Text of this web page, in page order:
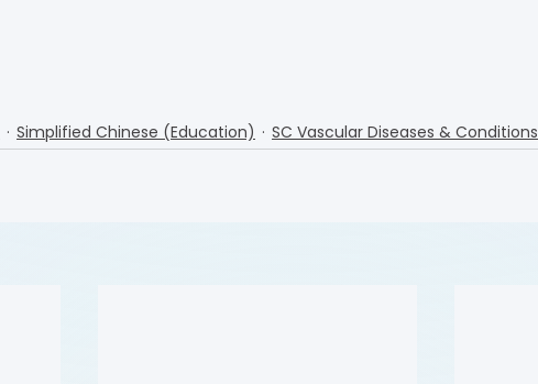
Simplified Chinese (Education) SC Vascular Diseases & Conditions